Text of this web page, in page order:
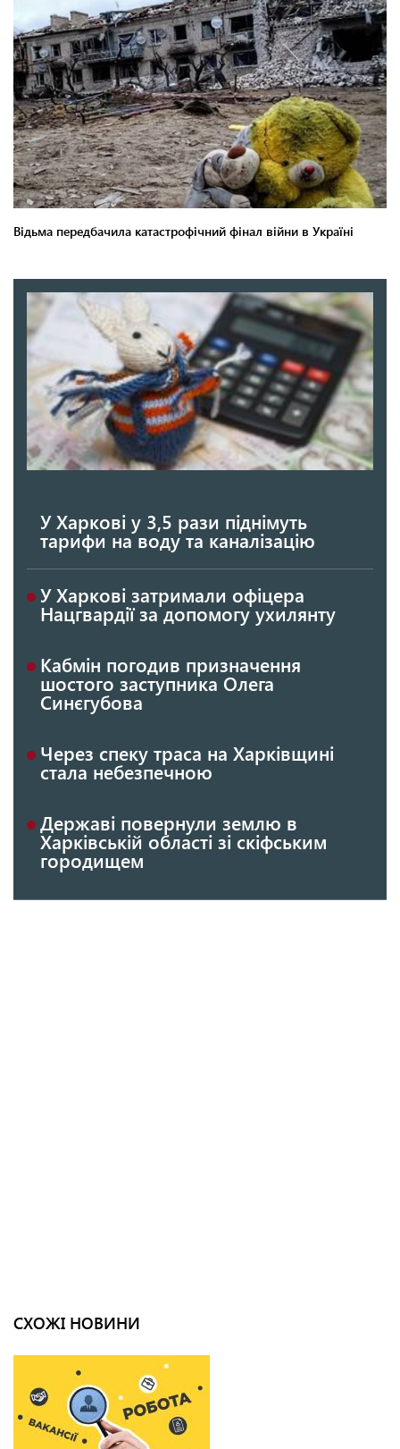
У Харкові у 3,5 рази піднімуть
тарифи на воду та каналізацію
У Харкові затримали офіцера
Нацгвардії за допомогу ухилянту
Кабмін погодив призначення
шостого заступника Олега
Синєгубова
Через спеку траса на Харківщині
стала небезпечною
Державі повернули землю в
Харківській області зі скіфським
городищем
СХОЖІ НОВИНИ